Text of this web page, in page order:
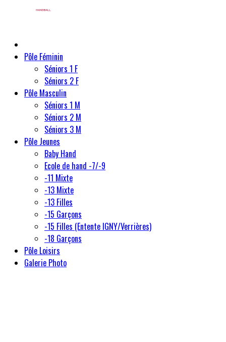
Pôle Féminin
Séniors 1 F
Séniors 2 F
Pôle Masculin
Séniors 1 M
Séniors 2 M
Séniors 3 M
Pôle Jeunes
Baby Hand
Ecole de hand -7/-9
-11 Mixte
-13 Mixte
-13 Filles
-15 Garçons
-15 Filles (Entente IGNY/Verrières)
-18 Garçons
Pôle Loisirs
Galerie Photo